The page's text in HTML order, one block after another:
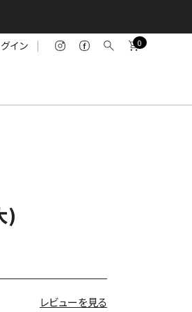
イン 0
)
レビューを見る